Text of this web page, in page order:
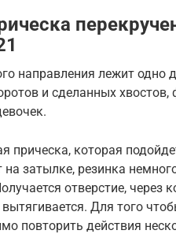
направления лежит одно
и сделанных
прическа, которая
на затылке, резинка
отверстие, через
Для того
повторить действия